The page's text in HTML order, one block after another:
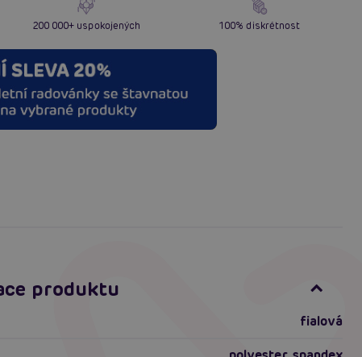
200 000+ uspokojených 100% diskrétnost
produktu
fialová